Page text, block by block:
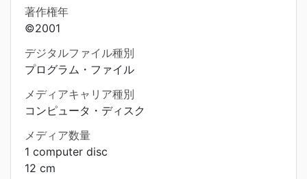
著作権年
©2001
デジタルファイル種別
プログラム・ファイル
メディアキャリア種別
コンピュータ・ディスク
メディア数量
1 computer disc
12 cm